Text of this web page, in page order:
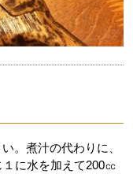
。煮汁の代わりに、
に水を加えて200㏄